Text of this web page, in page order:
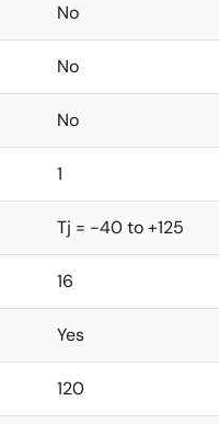
No
No
No
1
Tj = -40 to +125
16
Yes
120